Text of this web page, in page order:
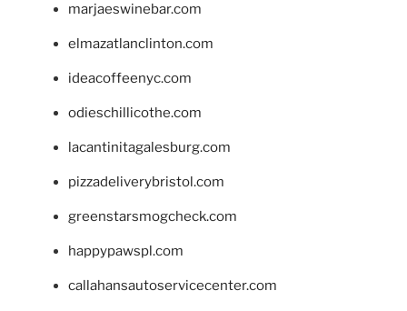
marjaeswinebar.com
elmazatlanclinton.com
ideacoffeenyc.com
odieschillicothe.com
lacantinitagalesburg.com
pizzadeliverybristol.com
greenstarsmogcheck.com
happypawspl.com
callahansautoservicecenter.com